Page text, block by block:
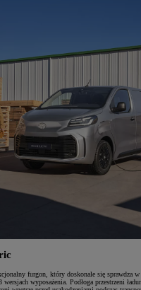
furgon, który doskonale się sprawdza
wyposażenia. Podłoga przestrzeni